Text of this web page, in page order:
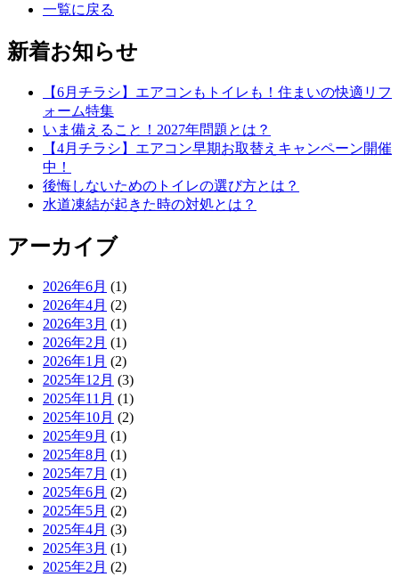
一覧に戻る
新着お知らせ
【6月チラシ】エアコンもトイレも！住まいの快適リフ
ォーム特集
いま備えること！2027年問題とは？
【4月チラシ】エアコン早期お取替えキャンペーン開催
中！
後悔しないためのトイレの選び方とは？
水道凍結が起きた時の対処とは？
アーカイブ
2026年6月 (1)
2026年4月 (2)
2026年3月 (1)
2026年2月 (1)
2026年1月 (2)
2025年12月 (3)
2025年11月 (1)
2025年10月 (2)
2025年9月 (1)
2025年8月 (1)
2025年7月 (1)
2025年6月 (2)
2025年5月 (2)
2025年4月 (3)
2025年3月 (1)
2025年2月 (2)